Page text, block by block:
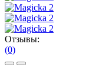
Отзывы:
(0)